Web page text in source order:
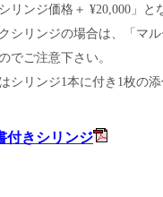
リンジ価格＋ ¥20,000」と
シリンジの場合は、「マ
でご注意下さい。
シリンジ1本に付き1枚の添
付きシリンジ